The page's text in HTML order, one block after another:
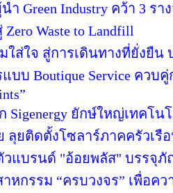
ำ Green Industry คว้า 3 ร
Waste to Landfill
ใส่ใจ สู่การเดินทางที่ยั่งยืน
บบ Boutique Service คว
Sigenergy ยักษ์ใหญ่เทคโ
ยติดตั้งโซลาร์ภาคครัวเรือ
วแบรนด์ "อ้อยพลัส" บรรจุ
าหกรรม “ครบวงจร” เพื่อค